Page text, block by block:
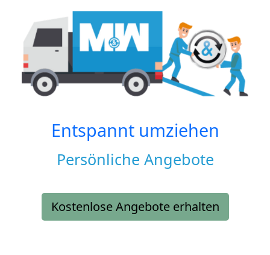
Entspannt umziehen
Persönliche Angebote
Kostenlose Angebote erhalten